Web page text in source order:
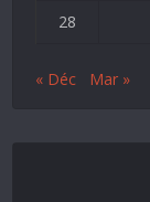
28
« Déc Mar »